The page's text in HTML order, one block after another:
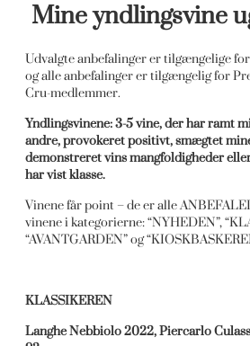
Mine yndlingsvine
Udvalgte anbefalinger er tilgængelige
og alle anbefalinger er tilgængelig for
Cru-medlemmer.
Yndlingsvinene: 3-5 vine, der har ramt
andre, provokeret positivt, smægtet
demonstreret vins mangfoldigheder
har vist klasse.
Vinene får point – de er alle
vinene i kategorierne: “NYHEDEN”,
“AVANTGARDEN” og
KLASSIKEREN
Langhe Nebbiolo 2022, Piercarlo